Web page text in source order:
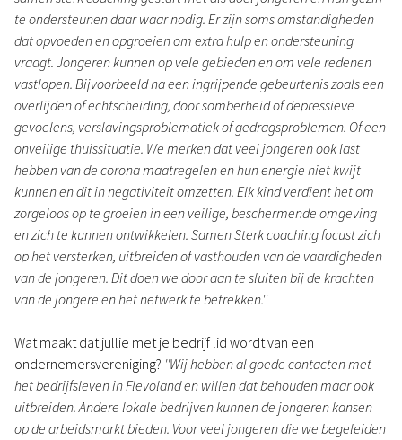
te ondersteunen daar waar nodig. Er zijn soms omstandigheden
dat opvoeden en opgroeien om extra hulp en ondersteuning
vraagt. Jongeren kunnen op vele gebieden en om vele redenen
vastlopen. Bijvoorbeeld na een ingrijpende gebeurtenis zoals een
overlijden of echtscheiding, door somberheid of depressieve
gevoelens, verslavingsproblematiek of gedragsproblemen. Of een
onveilige thuissituatie. We merken dat veel jongeren ook last
hebben van de corona maatregelen en hun energie niet kwijt
kunnen en dit in negativiteit omzetten. Elk kind verdient het om
zorgeloos op te groeien in een veilige, beschermende omgeving
en zich te kunnen ontwikkelen. Samen Sterk coaching focust zich
op het versterken, uitbreiden of vasthouden van de vaardigheden
van de jongeren. Dit doen we door aan te sluiten bij de krachten
van de jongere en het netwerk te betrekken.''
Wat maakt dat jullie met je bedrijf lid wordt van een
ondernemersvereniging? ''Wij hebben al goede contacten met
het bedrijfsleven in Flevoland en willen dat behouden maar ook
uitbreiden. Andere lokale bedrijven kunnen de jongeren kansen
op de arbeidsmarkt bieden. Voor veel jongeren die we begeleiden